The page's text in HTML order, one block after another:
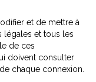
et de mettre à
légales et tous les
de ces
doivent consulter
chaque connexion.